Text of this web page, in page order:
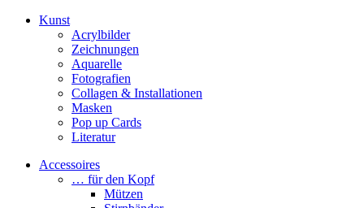
Kunst
Acrylbilder
Zeichnungen
Aquarelle
Fotografien
Collagen & Installationen
Masken
Pop up Cards
Literatur
Accessoires
… für den Kopf
Mützen